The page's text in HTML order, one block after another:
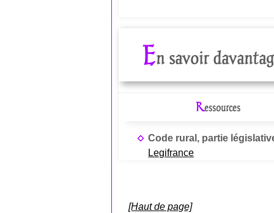
En savoir
Ressources
Code rural, partie
Legifrance
[Haut de page]